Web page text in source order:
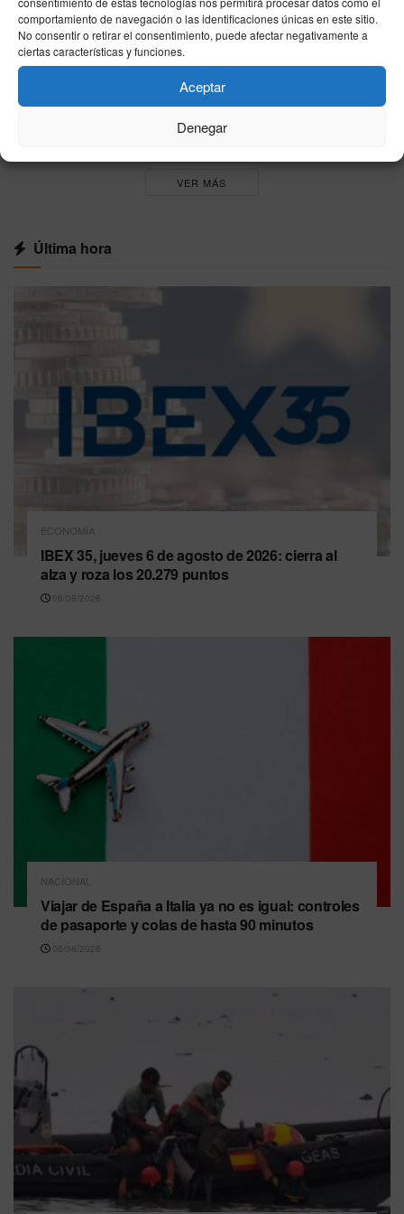
comportamiento de navegación o las identificaciones únicas en este sitio.
No consentir o retirar el consentimiento, puede afectar negativamente a
ciertas características y funciones.
Aceptar
Denegar
una foto de Ester Expósito durante sus
vacaciones
05/08/2026
Sumar plantea revisar el Mundial 2030 con
Marruecos tras la crisis fronteriza de Ceuta
VER MÁS
Última hora
ECONOMÍA
IBEX 35, jueves 6 de agosto de 2026: cierra al
alza y roza los 20.279 puntos
06/08/2026
NACIONAL
Viajar de España a Italia ya no es igual: controles
de pasaporte y colas de hasta 90 minutos
06/08/2026